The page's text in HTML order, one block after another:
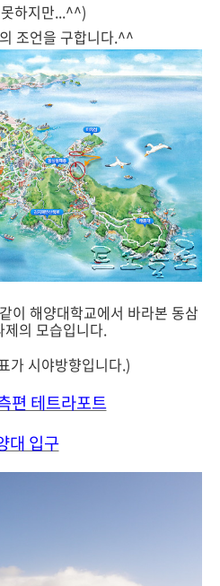
하지만...^^)
조언을 구합니다.^^
이 해양대학교에서 바라본 동삼
제의 모습입니다.
가 시야방향입니다.)
편 테트라포트
대 입구